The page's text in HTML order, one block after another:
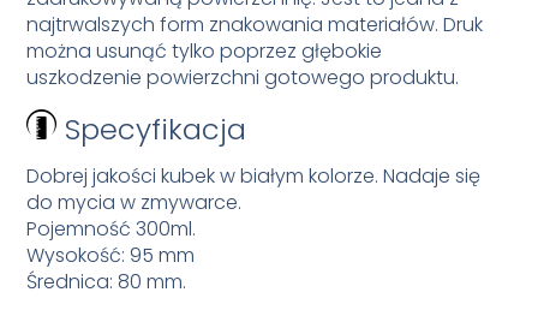
najtrwalszych form znakowania materiałów. Druk
można usunąć tylko poprzez głębokie
uszkodzenie powierzchni gotowego produktu.
Specyfikacja
Dobrej jakości kubek w białym kolorze. Nadaje się
do mycia w zmywarce.
Pojemność 300ml.
Wysokość: 95 mm
Średnica: 80 mm.